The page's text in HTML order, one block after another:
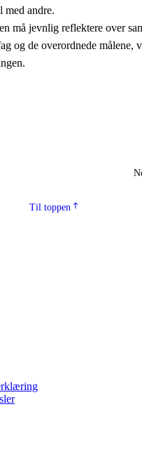
med andre.
må jevnlig reflektere over
og de overordnede målene,
Til toppen